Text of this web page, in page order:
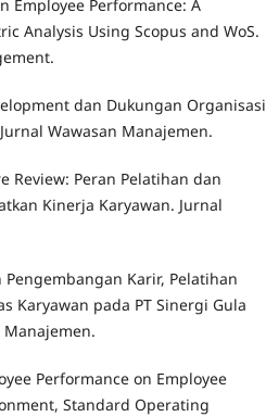
Employee Performance: A
Analysis Using Scopus and WoS.
dan Dukungan Organisasi
Wawasan Manajemen.
Review: Peran Pelatihan dan
Kinerja Karyawan. Jurnal
Karir, Pelatihan
Karyawan pada PT Sinergi Gula
Manajemen.
Performance on Employee
Standard Operating